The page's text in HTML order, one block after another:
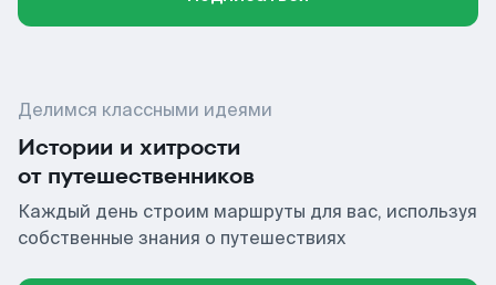
Делимся классными идеями
Истории и хитрости
от путешественников
Каждый день строим маршруты для вас, используя
собственные знания о путешествиях